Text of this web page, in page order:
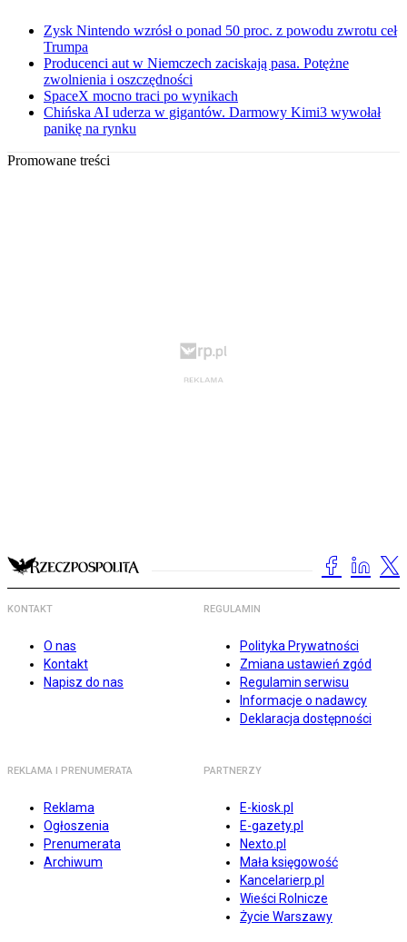
Zysk Nintendo wzrósł o ponad 50 proc. z powodu zwrotu ceł
Trumpa
Producenci aut w Niemczech zaciskają pasa. Potężne
zwolnienia i oszczędności
SpaceX mocno traci po wynikach
Chińska AI uderza w gigantów. Darmowy Kimi3 wywołał
panikę na rynku
Promowane treści
KONTAKT
O nas
Kontakt
Napisz do nas
REGULAMIN
Polityka Prywatności
Zmiana ustawień zgód
Regulamin serwisu
Informacje o nadawcy
Deklaracja dostępności
REKLAMA I PRENUMERATA
Reklama
Ogłoszenia
Prenumerata
Archiwum
PARTNERZY
E-kiosk.pl
E-gazety.pl
Nexto.pl
Mała księgowość
Kancelarierp.pl
Wieści Rolnicze
Życie Warszawy